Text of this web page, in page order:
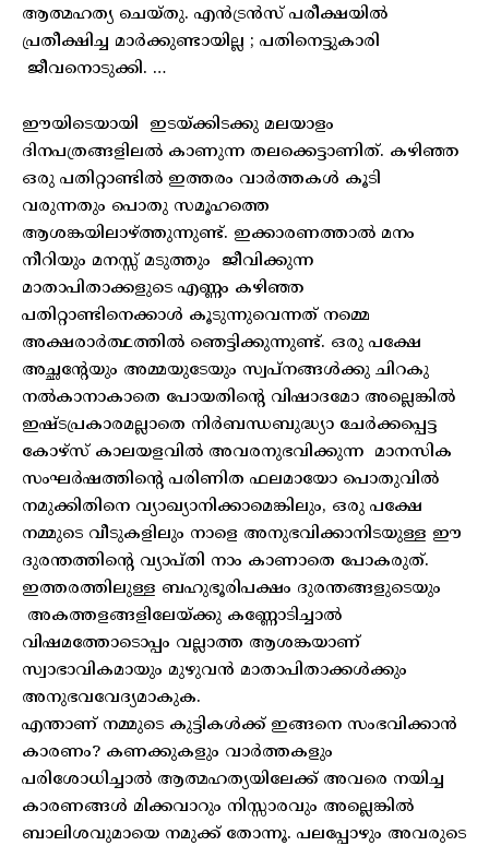
ആത്മഹത്യ ചെയ്തു. എൻട്രൻസ് പരീക്ഷയിൽ
പ്രതീക്ഷിച്ച മാർക്കുണ്ടായില്ല ; പതിനെട്ടുകാരി
ജീവനൊടുക്കി. …
ഈയിടെയായി ഇടയ്ക്കിടക്കു മലയാളം
ദിനപത്രങ്ങളിലൽ കാണുന്ന തലക്കെട്ടാണിത്. കഴിഞ്ഞ
ഒരു പതിറ്റാണ്ടിൽ ഇത്തരം വാർത്തകൾ കൂടി
വരുന്നതും പൊതു സമൂഹത്തെ
ആശങ്കയിലാഴ്ത്തുന്നുണ്ട്. ഇക്കാരണത്താൽ മനം
നീറിയും മനസ്സ് മടുത്തും ജീവിക്കുന്ന
മാതാപിതാക്കളുടെ എണ്ണം കഴിഞ്ഞ
പതിറ്റാണ്ടിനെക്കാൾ കൂടുന്നുവെന്നത് നമ്മെ
അക്ഷരാർത്ഥത്തിൽ ഞെട്ടിക്കുന്നുണ്ട്. ഒരു പക്ഷേ
അച്ഛന്റേയും അമ്മയുടേയും സ്വപ്‌നങ്ങൾക്കു ചിറകു
നൽകാനാകാതെ പോയതിന്റെ വിഷാദമോ അല്ലെങ്കിൽ
ഇഷ്ടപ്രകാരമല്ലാതെ നിർബന്ധബുദ്ധ്യാ ചേർക്കപ്പെട്ട
കോഴ്‌സ് കാലയളവിൽ അവരനുഭവിക്കുന്ന മാനസിക
സംഘർഷത്തിന്റെ പരിണിത ഫലമായോ പൊതുവിൽ
നമുക്കിതിനെ വ്യാഖ്യാനിക്കാമെങ്കിലും, ഒരു പക്ഷേ
നമ്മുടെ വീടുകളിലും നാളെ അനുഭവിക്കാനിടയുള്ള ഈ
ദുരന്തത്തിന്റെ വ്യാപ്തി നാം കാണാതെ പോകരുത്.
ഇത്തരത്തിലുള്ള ബഹുഭൂരിപക്ഷം ദുരന്തങ്ങളുടെയും
അകത്തളങ്ങളിലേയ്ക്കു കണ്ണോടിച്ചാൽ
വിഷമത്തോടൊപ്പം വല്ലാത്ത ആശങ്കയാണ്
സ്വാഭാവികമായും മുഴുവൻ മാതാപിതാക്കൾക്കും
അനുഭവവേദ്യമാകുക.
എന്താണ് നമ്മുടെ കുട്ടികൾക്ക് ഇങ്ങനെ സംഭവിക്കാൻ
കാരണം? കണക്കുകളും വാർത്തകളും
പരിശോധിച്ചാൽ ആത്മഹത്യയിലേക്ക് അവരെ നയിച്ച
കാരണങ്ങൾ മിക്കവാറും നിസ്സാരവും അല്ലെങ്കിൽ
ബാലിശവുമായെ നമുക്ക് തോന്നൂ. പലപ്പോഴും അവരുടെ